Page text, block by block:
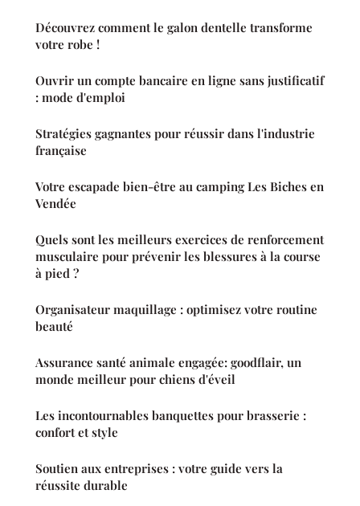
Découvrez comment le galon dentelle transforme
votre robe !
Ouvrir un compte bancaire en ligne sans justificatif
: mode d'emploi
Stratégies gagnantes pour réussir dans l'industrie
française
Votre escapade bien-être au camping Les Biches en
Vendée
Quels sont les meilleurs exercices de renforcement
musculaire pour prévenir les blessures à la course
à pied ?
Organisateur maquillage : optimisez votre routine
beauté
Assurance santé animale engagée: goodflair, un
monde meilleur pour chiens d'éveil
Les incontournables banquettes pour brasserie :
confort et style
Soutien aux entreprises : votre guide vers la
réussite durable